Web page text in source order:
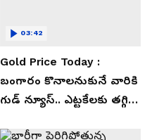
Gold Price Today :
బంగారం కొనాలనుకునే వారికి
గుడ్ న్యూస్.. ఎట్టకేలకు తగ్గిన
03:42